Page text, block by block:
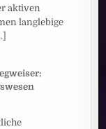
aktiven
langlebige